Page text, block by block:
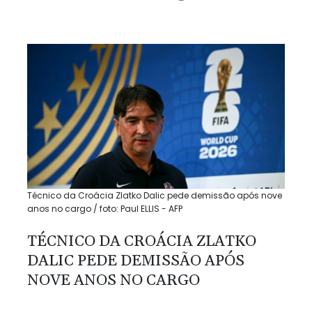
Técnico da Croácia Zlatko Dalic pede demissão após nove
anos no cargo / foto: Paul ELLIS - AFP
TÉCNICO DA CROÁCIA ZLATKO
DALIC PEDE DEMISSÃO APÓS
NOVE ANOS NO CARGO